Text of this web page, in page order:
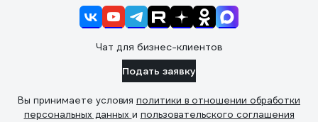
Чат для бизнес-клиентов
Подать заявку
Вы принимаете условия политики в отношении обработки
персональных данных и пользовательского соглашения